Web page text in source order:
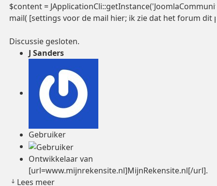
$content =
mail( [settings voor de mail hier; ik zie dat het forum
Discussie gesloten.
J Sanders
Gebruiker
Ontwikkelaar van
[url=www.mijnrekensite.nl]MijnRekensite.nl[/url].
Lees meer